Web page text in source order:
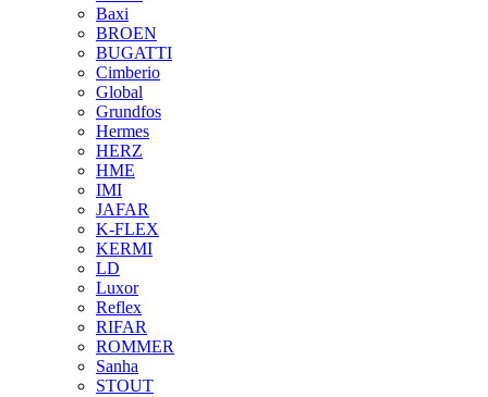
Baxi
BROEN
BUGATTI
Cimberio
Global
Grundfos
Hermes
HERZ
HME
IMI
JAFAR
K-FLEX
KERMI
LD
Luxor
Reflex
RIFAR
ROMMER
Sanha
STOUT